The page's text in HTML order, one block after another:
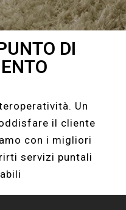
DI
Un
il cliente
con i migliori
servizi puntali